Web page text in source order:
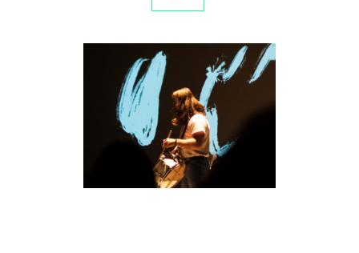
KABUKI
Arts escèniques·Visuals